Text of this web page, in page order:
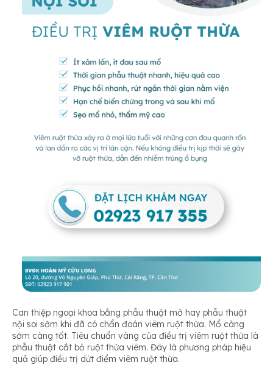
Can thiệp ngoại khoa bằng phẫu thuật mở hay phẫu thuật
nội soi sớm khi đã có chẩn đoán viêm ruột thừa. Mổ càng
sớm càng tốt. Tiêu chuẩn vàng của điều trị viêm ruột thừa là
phẫu thuật cắt bỏ ruột thừa viêm. Đây là phương pháp hiệu
quả giúp điều trị dứt điểm viêm ruột thừa.